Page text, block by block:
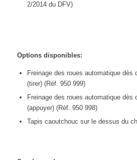
2/2014 du DFV)
Options disponibles:
Freinage des roues automatique dès
(tirer) (Réf. 950 999)
Freinage des roues automatique dès
(appuyer) (Réf. 950 998)
Tapis caoutchouc sur le dessus du